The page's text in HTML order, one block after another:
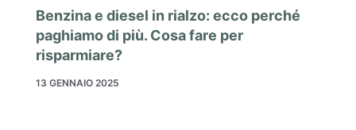
Benzina e diesel in rialzo: ecco perché
paghiamo di più. Cosa fare per
risparmiare?
13 GENNAIO 2025